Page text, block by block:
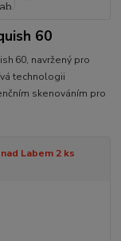
60
60, navržený pro
technologii
skenováním pro
Labem 2 ks